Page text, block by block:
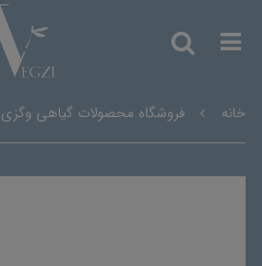
خانه فروشگاه محصولات گیاهی وگزی